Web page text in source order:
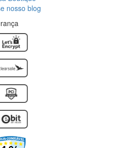
grumet e outros tipos de
no formato dos elos. O grumet
o que garante um caimento plano
veneziana ou cartier, possuem
diferentes.
a dia?
Para o dia a dia, escolha
nosso blog